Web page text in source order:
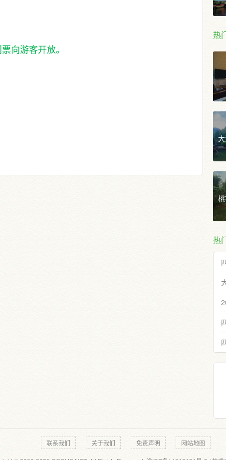
向游客开放。
热
热
联系我们 关于我们 免责声明 网站地图